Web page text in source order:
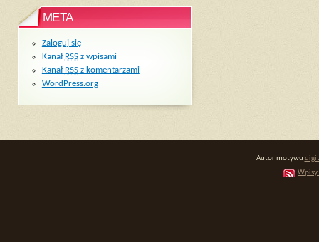
META
Zaloguj się
Kanał RSSz wpisami
Kanał RSSz komentarzami
WordPress.org
Autor motywu
Wpisy